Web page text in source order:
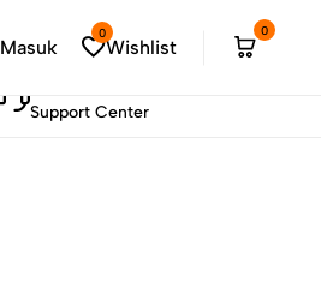
Masuk
0
Wishlist
0
Support Center